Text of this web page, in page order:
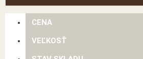
CENA
VEĽKOSŤ